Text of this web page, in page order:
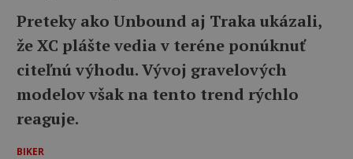
Preteky ako Unbound aj Traka ukázali,
že XC plášte vedia v teréne ponúknuť
citeľnú výhodu. Vývoj gravelových
modelov však na tento trend rýchlo
reaguje.
BIKER